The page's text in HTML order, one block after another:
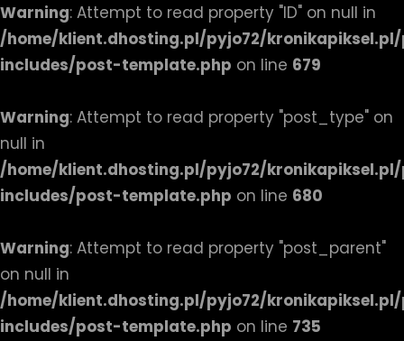
Warning: Attempt to read property "ID" on null in
/home/klient.dhosting.pl/pyjo72/
includes/post-template.php on line 679
Warning: Attempt to read property "post_type" on
null in
/home/klient.dhosting.pl/pyjo72/
includes/post-template.php on line 680
Warning: Attempt to read property "post_parent"
on null in
/home/klient.dhosting.pl/pyjo72/
includes/post-template.php on line 735